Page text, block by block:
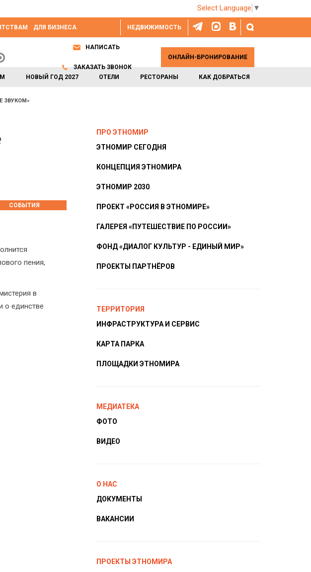
Select Language ▼
НЕДВИЖИМОСТЬ
ДЛЯ БИЗНЕСА
НОВЫЙ ГОД 2027 ОТЕЛИ РЕСТОРАНЫ КАК ДОБРАТЬСЯ
НАПИСАТЬ
ЗАКАЗАТЬ ЗВОНОК
ОНЛАЙН-БРОНИРОВАНИЕ
ЗВУКОМ»
СОБЫТИЯ
пения,
в
о единстве
ПРО ЭТНОМИР
ЭТНОМИР СЕГОДНЯ
КОНЦЕПЦИЯ ЭТНОМИРА
ЭТНОМИР 2030
ПРОЕКТ «РОССИЯ В ЭТНОМИРЕ»
ГАЛЕРЕЯ «ПУТЕШЕСТВИЕ ПО РОССИИ»
ФОНД «ДИАЛОГ КУЛЬТУР - ЕДИНЫЙ МИР»
ПРОЕКТЫ ПАРТНЁРОВ
ТЕРРИТОРИЯ
ИНФРАСТРУКТУРА И СЕРВИС
КАРТА ПАРКА
ПЛОЩАДКИ ЭТНОМИРА
МЕДИАТЕКА
ФОТО
ВИДЕО
О НАС
ДОКУМЕНТЫ
ВАКАНСИИ
ПРОЕКТЫ ЭТНОМИРА